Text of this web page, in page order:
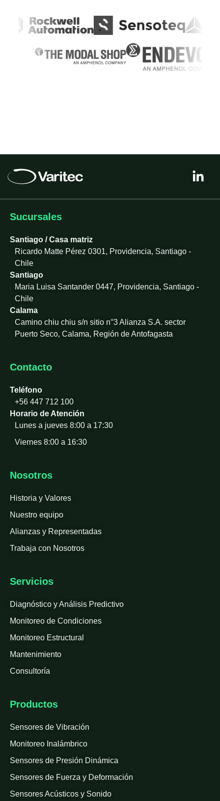
i
k
n
Sucursales
Santiago / Casa matriz
Ricardo Matte Pérez 0301, Providencia, Santiago -
Chile
Santiago
Maria Luisa Santander 0447, Providencia, Santiago -
Chile
Calama
Camino chiu chiu s/n sitio n°3 Alianza S.A. sector
Puerto Seco, Calama, Región de Antofagasta
Contacto
Teléfono
+56 447 712 100
Horario de Atención
Lunes a jueves 8:00 a 17:30
Viernes 8:00 a 16:30
Nosotros
Historia y Valores
Nuestro equipo
Alianzas y Representadas
Trabaja con Nosotros
Servicios
Diagnóstico y Análisis Predictivo
Monitoreo de Condiciones
Monitoreo Estructural
Mantenimiento
Consultoría
Productos
Sensores de Vibración
Monitoreo Inalámbrico
Sensores de Presión Dinámica
Sensores de Fuerza y Deformación
Sensores Acústicos y Sonido